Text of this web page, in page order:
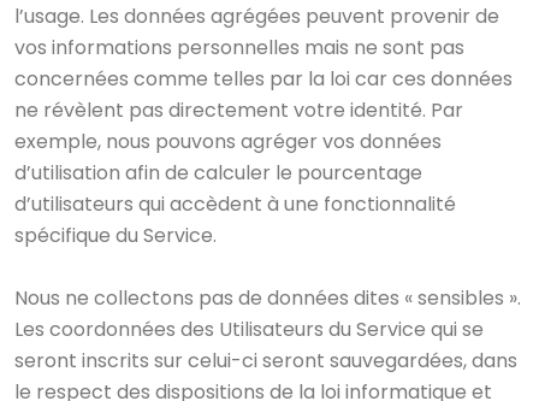
l’usage. Les données agrégées peuvent provenir de
vos informations personnelles mais ne sont pas
concernées comme telles par la loi car ces données
ne révèlent pas directement votre identité. Par
exemple, nous pouvons agréger vos données
d’utilisation afin de calculer le pourcentage
d’utilisateurs qui accèdent à une fonctionnalité
spécifique du Service.
Nous ne collectons pas de données dites « sensibles ».
Les coordonnées des Utilisateurs du Service qui se
seront inscrits sur celui-ci seront sauvegardées, dans
le respect des dispositions de la loi informatique et